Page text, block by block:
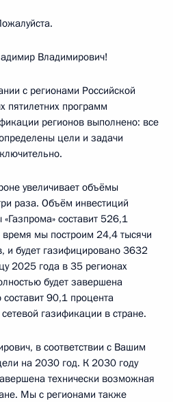
Владимирович!
с регионами Российской
пятилетних программ
регионов выполнено: все
цели и задачи
увеличивает объёмы
раза. Объём инвестиций
составит 526,1
мы построим 24,4 тысячи
и будет газифицировано 3632
2025 года в 35 регионах
будет завершена
90,1 процента
газификации в стране.
в соответствии с Вашим
на 2030 год. К 2030 году
технически возможная
Мы с регионами также